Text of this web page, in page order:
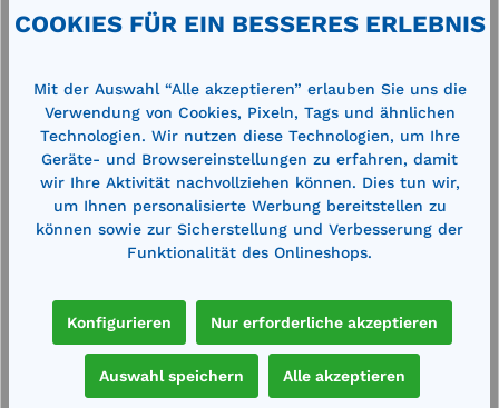
Europaletten überfahren und auch über Ec…Mehr
Produktgalerie überspringen
Cross-Selling
%
COOKIES FÜR EIN BESSERES ERLEBNIS
Mit der Auswahl “Alle akzeptieren” erlauben Sie uns die
Verwendung von Cookies, Pixeln, Tags und ähnlichen
Technologien. Wir nutzen diese Technologien, um Ihre
Geräte- und Browsereinstellungen zu erfahren, damit
wir Ihre Aktivität nachvollziehen können. Dies tun wir,
um Ihnen personalisierte Werbung bereitstellen zu
können sowie zur Sicherstellung und Verbesserung der
Funktionalität des Onlineshops.
Konfigurieren Nur erforderliche akzeptieren
Auswahl speichern Alle akzeptieren